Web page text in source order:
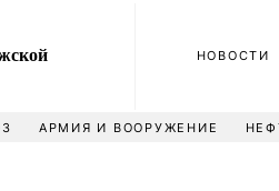
НОВОСТИ
АРМИЯ И ВООРУЖЕНИЕ